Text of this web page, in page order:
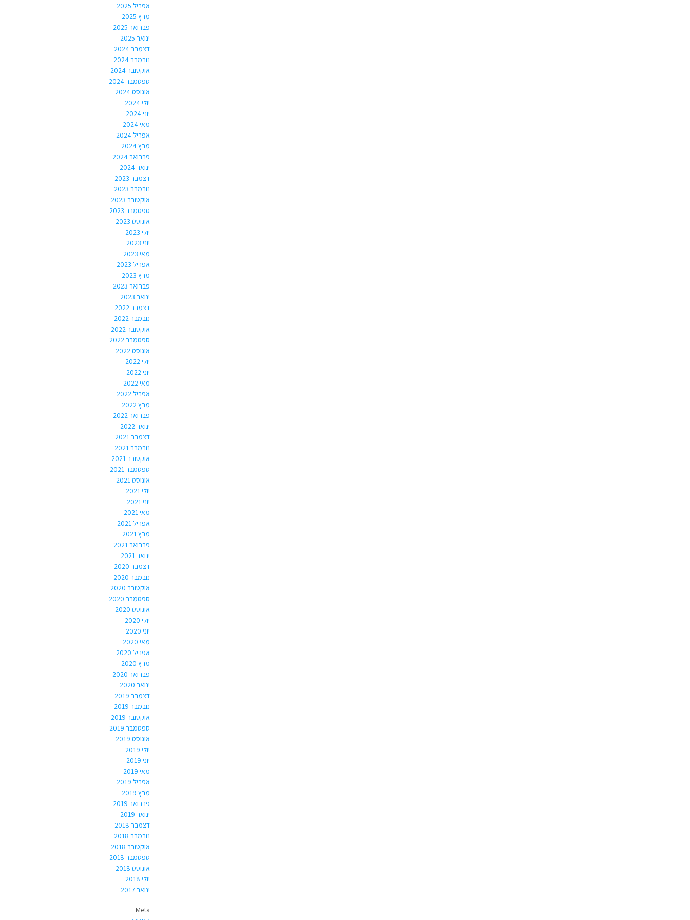
אפריל 2025
מרץ 2025
פברואר 2025
ינואר 2025
דצמבר 2024
נובמבר 2024
אוקטובר 2024
ספטמבר 2024
אוגוסט 2024
יולי 2024
יוני 2024
מאי 2024
אפריל 2024
מרץ 2024
פברואר 2024
ינואר 2024
דצמבר 2023
נובמבר 2023
אוקטובר 2023
ספטמבר 2023
אוגוסט 2023
יולי 2023
יוני 2023
מאי 2023
אפריל 2023
מרץ 2023
פברואר 2023
ינואר 2023
דצמבר 2022
נובמבר 2022
אוקטובר 2022
ספטמבר 2022
אוגוסט 2022
יולי 2022
יוני 2022
מאי 2022
אפריל 2022
מרץ 2022
פברואר 2022
ינואר 2022
דצמבר 2021
נובמבר 2021
אוקטובר 2021
ספטמבר 2021
אוגוסט 2021
יולי 2021
יוני 2021
מאי 2021
אפריל 2021
מרץ 2021
פברואר 2021
ינואר 2021
דצמבר 2020
נובמבר 2020
אוקטובר 2020
ספטמבר 2020
אוגוסט 2020
יולי 2020
יוני 2020
מאי 2020
אפריל 2020
מרץ 2020
פברואר 2020
ינואר 2020
דצמבר 2019
נובמבר 2019
אוקטובר 2019
ספטמבר 2019
אוגוסט 2019
יולי 2019
יוני 2019
מאי 2019
אפריל 2019
מרץ 2019
פברואר 2019
ינואר 2019
דצמבר 2018
נובמבר 2018
אוקטובר 2018
ספטמבר 2018
אוגוסט 2018
יולי 2018
ינואר 2017
Meta